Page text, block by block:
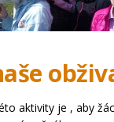
aktivity je , aby